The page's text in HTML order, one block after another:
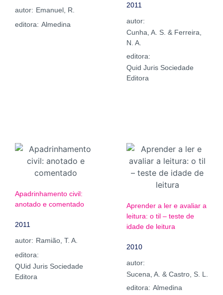
autor: Emanuel, R.
editora: Almedina
2011
autor:
Cunha, A. S. & Ferreira,
N. A.
editora:
Quid Juris Sociedade
Editora
Apadrinhamento civil:
anotado e comentado
2011
autor: Ramião, T. A.
editora:
QUid Juris Sociedade
Editora
Aprender a ler e avaliar a
leitura: o til – teste de
idade de leitura
2010
autor:
Sucena, A. & Castro, S. L.
editora: Almedina